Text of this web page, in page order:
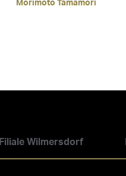
Morimoto Tamamori
Filiale Wilmersdorf